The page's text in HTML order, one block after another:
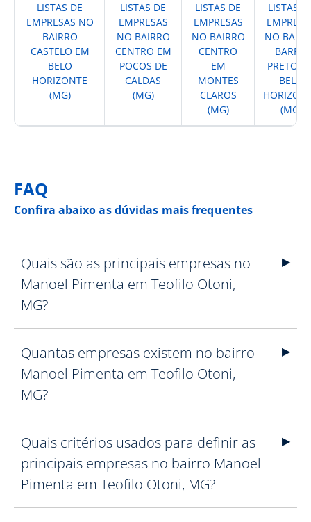
LISTAS DE
EMPRESAS NO
BAIRRO
CASTELO EM
BELO
HORIZONTE
(MG)
LISTAS DE
EMPRESAS
NO BAIRRO
CENTRO EM
POCOS DE
CALDAS
(MG)
LISTAS DE
EMPRESAS
NO BAIRRO
CENTRO
EM
MONTES
CLAROS
(MG)
LISTAS
NO
BARRO
PRETO
BELO
(MG)
FAQ
Confira abaixo as dúvidas mais frequentes
Quais são as principais empresas no
Manoel Pimenta em Teofilo Otoni,
MG?
Quantas empresas existem no bairro
Manoel Pimenta em Teofilo Otoni,
MG?
Quais critérios usados para definir as
principais empresas no bairro Manoel
Pimenta em Teofilo Otoni, MG?